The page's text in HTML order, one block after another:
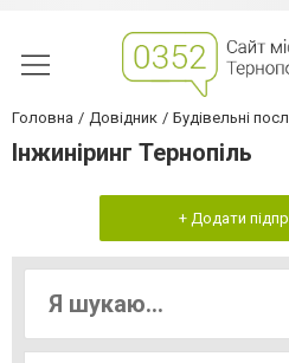
Головна Довідник Будівельні
Інжиніринг Тернопiль
+ Додати